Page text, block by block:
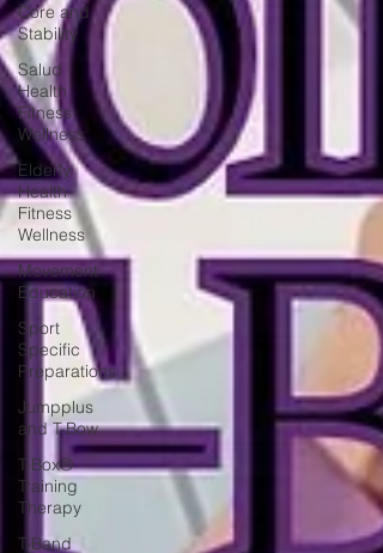
Core and
Stability
Salud
Health
Fitness
Wellness
Elderly
Health
Fitness
Wellness
Movement
Education
Sport
Specific
Preparations
Jumpplus
and T-Bow
T-Box®
Training
Therapy
T-Band